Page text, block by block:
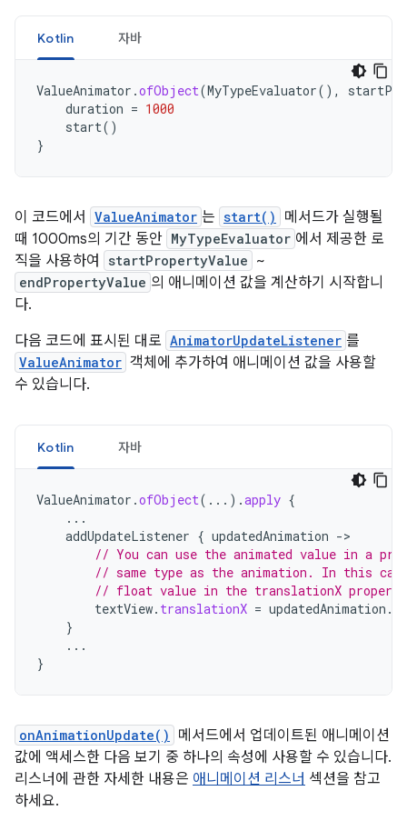
Kotlin 자바
ValueAnimator .ofObject(MyTypeEvaluator(),
duration = 1000
start()
}
이 코드에서 ValueAnimator 는 start()
메서드가 실행될
때 1000ms의 기간 동안 MyTypeEvaluator 에서 제공한 로
직을 사용하여
startPropertyValue ~
endPropertyValue 의 애니메이션 값을 계산하기 시작합니
다.
다음 코드에 표시된 대로 AnimatorUpdateListener 를
ValueAnimator 객체에 추가하여 애니메이션 값을 사용할
수 있습니다.
Kotlin 자바
ValueAnimator .ofObject(...).apply {
...
addUpdateListener { updatedAnimation -
// You can use the animated value in a
// same type as the animation. In this
// float value in the translationX
textView. translationX = updatedAnimation .
}
...
}
onAnimationUpdate()
메서드에서 업데이트된 애니메이션
값에 액세스한 다음 보기 중 하나의 속성에 사용할 수 있습니다.
리스너에 관한 자세한 내용은 애니메이션 리스너 섹션을 참고
하세요.